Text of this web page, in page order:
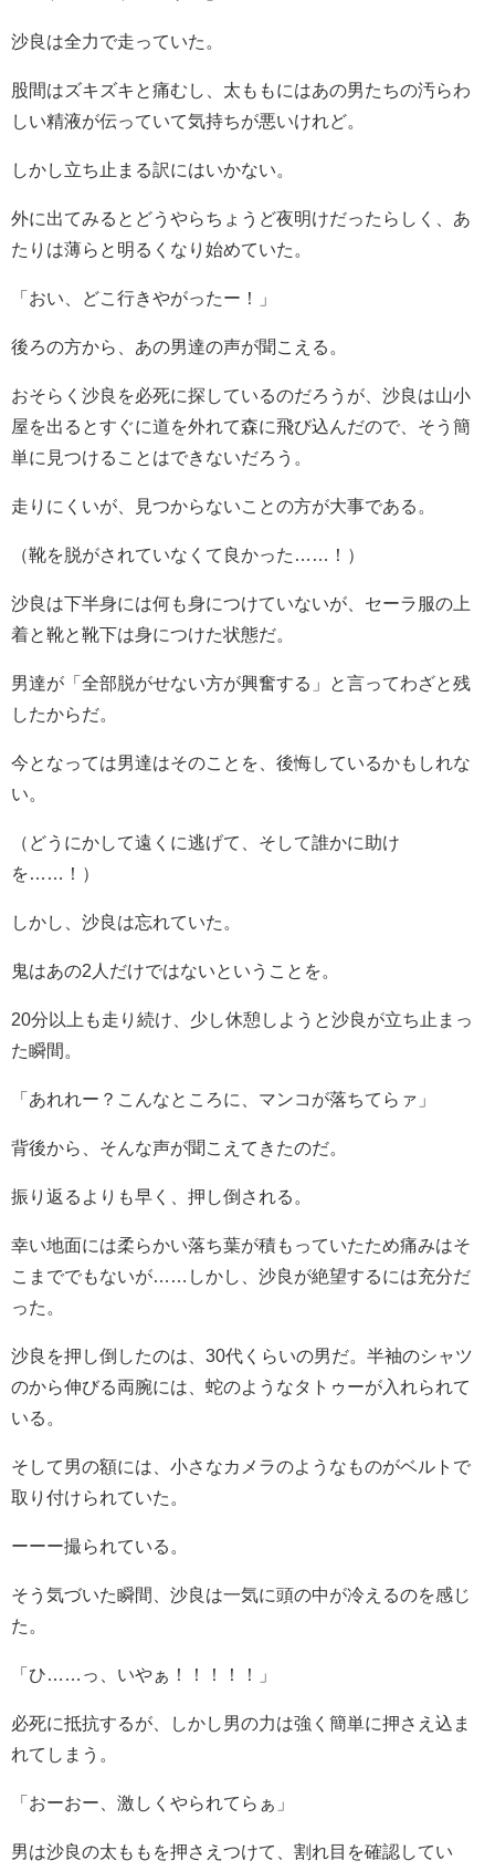
沙良は全力で走っていた。
股間はズキズキと痛むし、太ももにはあの男たちの汚らわ
しい精液が伝っていて気持ちが悪いけれど。
しかし立ち止まる訳にはいかない。
外に出てみるとどうやらちょうど夜明けだったらしく、あ
たりは薄らと明るくなり始めていた。
「おい、どこ行きやがったー！」
後ろの方から、あの男達の声が聞こえる。
おそらく沙良を必死に探しているのだろうが、沙良は山小
屋を出るとすぐに道を外れて森に飛び込んだので、そう簡
単に見つけることはできないだろう。
走りにくいが、見つからないことの方が大事である。
（靴を脱がされていなくて良かった……！）
沙良は下半身には何も身につけていないが、セーラ服の上
着と靴と靴下は身につけた状態だ。
男達が「全部脱がせない方が興奮する」と言ってわざと残
したからだ。
今となっては男達はそのことを、後悔しているかもしれな
い。
（どうにかして遠くに逃げて、そして誰かに助け
を……！）
しかし、沙良は忘れていた。
鬼はあの2人だけではないということを。
20分以上も走り続け、少し休憩しようと沙良が立ち止まっ
た瞬間。
「あれれー？こんなところに、マンコが落ちてらァ」
背後から、そんな声が聞こえてきたのだ。
振り返るよりも早く、押し倒される。
幸い地面には柔らかい落ち葉が積もっていたため痛みはそ
こまででもないが……しかし、沙良が絶望するには充分だ
った。
沙良を押し倒したのは、30代くらいの男だ。半袖のシャツ
のから伸びる両腕には、蛇のようなタトゥーが入れられて
いる。
そして男の額には、小さなカメラのようなものがベルトで
取り付けられていた。
ーーー撮られている。
そう気づいた瞬間、沙良は一気に頭の中が冷えるのを感じ
た。
「ひ……っ、いやぁ！！！！！」
必死に抵抗するが、しかし男の力は強く簡単に押さえ込ま
れてしまう。
「おーおー、激しくやられてらぁ」
男は沙良の太ももを押さえつけて、割れ目を確認してい